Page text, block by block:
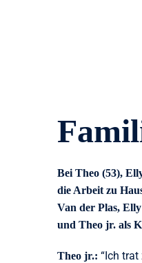
Bei Theo (53),
die Arbeit zu
Van der Plas,
und Theo jr. als
Theo jr.: “Ich